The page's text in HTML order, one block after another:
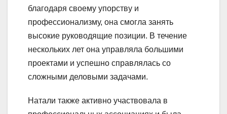
благодаря своему упорству и
профессионализму, она смогла занять
высокие руководящие позиции. В течение
нескольких лет она управляла большими
проектами и успешно справлялась со
сложными деловыми задачами.
Натали также активно участвовала в